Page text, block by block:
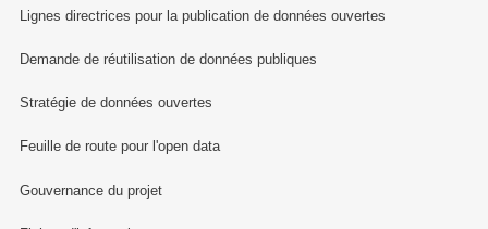
Lignes directrices pour la publication de données ouvertes
Demande de réutilisation de données publiques
Stratégie de données ouvertes
Feuille de route pour l'open data
Gouvernance du projet